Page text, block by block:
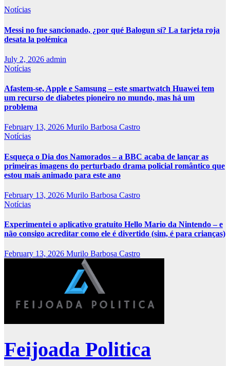
Notícias
Messi no fue sancionado, ¿por qué Balogun sí? La tarjeta roja
desata la polémica
July 2, 2026 admin
Notícias
Afastem-se, Apple e Samsung – este smartwatch Huawei tem
um recurso de diabetes pioneiro no mundo, mas há um
problema
February 13, 2026 Murilo Barbosa Castro
Notícias
Esqueça o Dia dos Namorados – a BBC acaba de lançar as
primeiras imagens do perturbado drama policial romântico que
estou mais animado para este ano
February 13, 2026 Murilo Barbosa Castro
Notícias
Experimentei o aplicativo gratuito Hello Mario da Nintendo – e
não consigo acreditar como ele é divertido (sim, é para crianças)
February 13, 2026 Murilo Barbosa Castro
Feijoada Politica